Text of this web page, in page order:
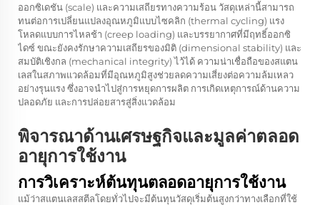
ออกซิเดชัน (scale) และความเสถียรทางความร้อน วัสดุเหล่านี้สามารถ
ทนต่อการเปลี่ยนแปลงอุณหภูมิแบบไซคลิก (thermal cycling) แรง
โหลดแบบการไหลช้า (creep loading) และบรรยากาศที่มีฤทธิ์ออกซิ
ไดซ์ ขณะยังคงรักษาความเสถียรของมิติ (dimensional stability) และ
สมบัติเชิงกล (mechanical integrity) ไว้ได้ ความน่าเชื่อถือของสแตน
เลสในสภาพแวดล้อมที่มีอุณหภูมิสูงช่วยลดความเสี่ยงต่อความล้มเหลว
อย่างรุนแรง ซึ่งอาจนำไปสู่การหยุดการผลิต การเกิดเหตุการณ์ด้านความ
ปลอดภัย และการปล่อยสารสู่สิ่งแวดล้อม
พิจารณาด้านเศรษฐกิจและมูลค่าตลอด
อายุการใช้งาน
การวิเคราะห์ต้นทุนตลอดอายุการใช้งาน
แม้ว่าสแตนเลสสตีลโดยทั่วไปจะมีต้นทุนวัสดุเริ่มต้นสูงกว่าทางเลือกที่ใช้